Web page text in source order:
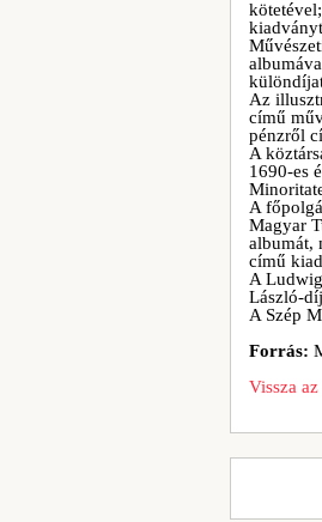
Az
című
pénzről
A
1690-es
A
Magyar
albumát,
című
A
László-
A Szép
Forrás:
Vissza